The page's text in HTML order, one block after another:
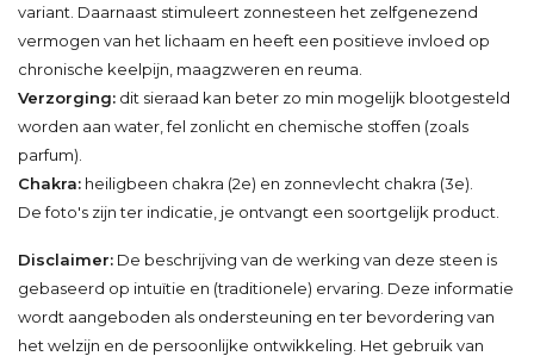
variant. Daarnaast stimuleert zonnesteen het zelfgenezend
vermogen van het lichaam en heeft een positieve invloed op
chronische keelpijn, maagzweren en reuma.
Verzorging: dit sieraad kan beter zo min mogelijk blootgesteld
worden aan water, fel zonlicht en chemische stoffen (zoals
parfum).
Chakra: heiligbeen chakra (2e) en zonnevlecht chakra (3e).
De foto's zijn ter indicatie, je ontvangt een soortgelijk product.
Disclaimer: De beschrijving van de werking van deze steen is
gebaseerd op intuïtie en (traditionele) ervaring. Deze informatie
wordt aangeboden als ondersteuning en ter bevordering van
het welzijn en de persoonlijke ontwikkeling. Het gebruik van